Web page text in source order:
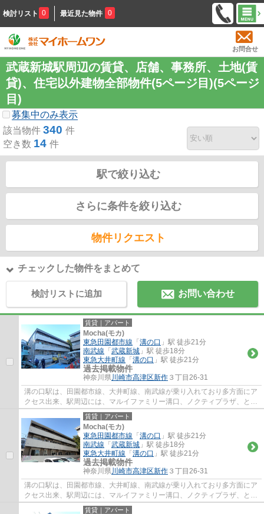
検討リスト 0 最近見た物件 0
お問合せ
武蔵新城駅周辺の賃貸、店舗、事務所、土地(賃
貸)、住宅以外建物全部物件(5ページ目)(5ページ
目)
募集中のみ表示
該当物件 340 件
空き数 14 件
駅で絞り込む
さらに条件を絞り込む
物件リクエスト
チェックした物件をまとめて
検討リストに追加 お問い合わせ
賃貸｜アパート
Mocha(モカ)
東急田園都市線 「 溝の口 」駅 徒歩21分
南武線 「 武蔵新城 」駅 徒歩18分
東急大井町線 「 溝の口 」駅 徒歩21分
過去掲載物件
神奈川県川崎市高津区新作 ３丁目26-31
溝の口駅は、田園都市線、大井町線、南武線が乗り入れており多方面にア
クセス出来、駅周辺には、マルイファミリー溝口、ノクティプラザ、とい
ったデパートやレストラン街、イトーヨー...
賃貸｜アパート
Mocha(モカ)
東急田園都市線 「 溝の口 」駅 徒歩21分
南武線 「 武蔵新城 」駅 徒歩18分
東急大井町線 「 溝の口 」駅 徒歩21分
過去掲載物件
神奈川県川崎市高津区新作 ３丁目26-31
溝の口駅は、田園都市線、大井町線、南武線が乗り入れており多方面にア
クセス出来、駅周辺には、マルイファミリー溝口、ノクティプラザ、とい
ったデパートやレストラン街、イトーヨー...
賃貸｜アパート